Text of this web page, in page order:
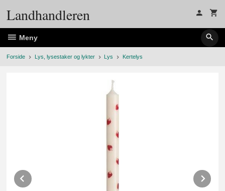
Landhandleren
Meny
Forside Lys, lysestaker og lykter Lys Kertelys
Prev